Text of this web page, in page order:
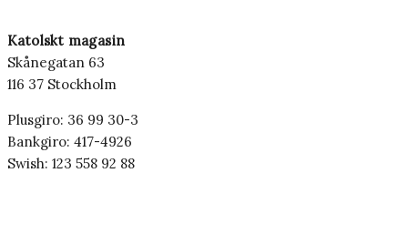
Katolskt magasin
Skånegatan 63
116 37 Stockholm
Plusgiro: 36 99 30-3
Bankgiro: 417-4926
Swish: 123 558 92 88